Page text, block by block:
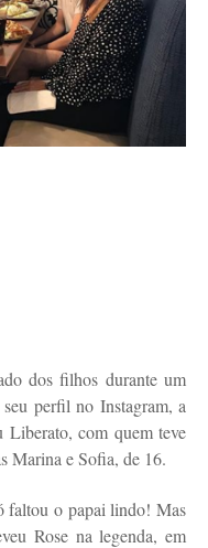
dos filhos durante um
perfil no Instagram, a
Liberato, com quem teve
Marina e Sofia, de 16.
faltou o papai lindo! Mas
Rose na legenda, em